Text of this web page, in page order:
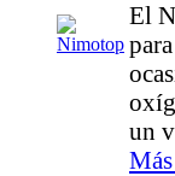
El
un